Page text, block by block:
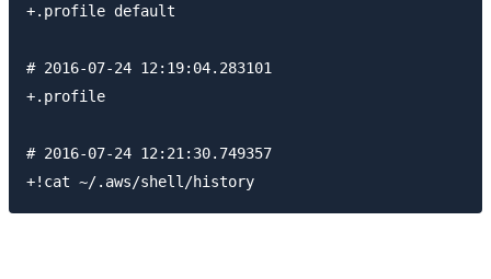
+.profile default
# 2016-07-24 12:19:04.283101
+.profile
# 2016-07-24 12:21:30.749357